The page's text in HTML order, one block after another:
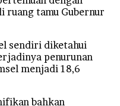
ruang tamu Gubernur
sendiri diketahui
penurunan
menjadi 18,6
bahkan